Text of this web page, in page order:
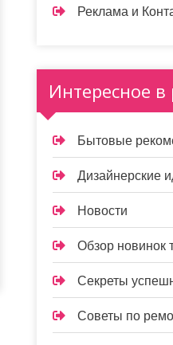
Реклама и
Интересное в
Бытовые
Дизайнерские
Новости
Обзор новинок
Секреты
Советы по